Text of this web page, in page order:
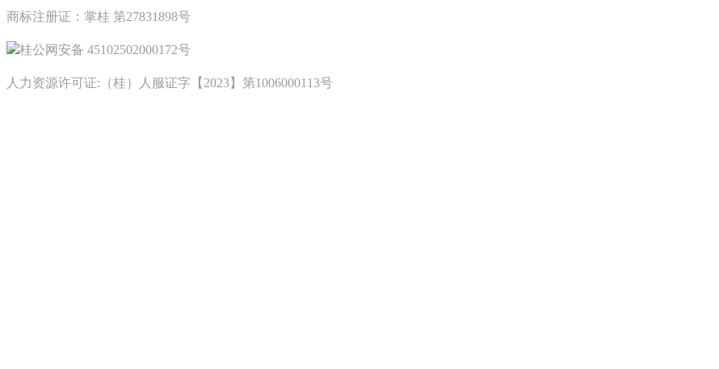
商标注册证：掌桂 第27831898号
桂公网安备 45102502000172号
人力资源许可证:（桂）人服证字【2023】第1006000113号